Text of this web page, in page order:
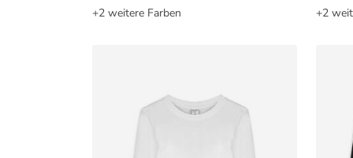
+2 weitere Farben +2